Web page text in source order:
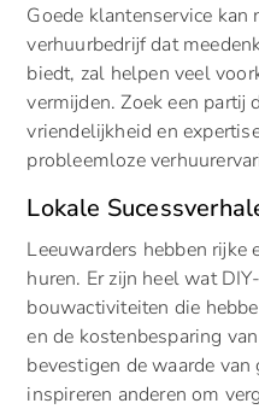
Goede klantenservice kan
verhuurbedrijf dat
biedt, zal helpen veel
vermijden. Zoek een partij
vriendelijkheid en
probleemloze
Lokale
Leeuwarders hebben rijke
huren. Er zijn heel wat
bouwactiviteiten die
en de kostenbesparing
bevestigen de waarde van
inspireren anderen om